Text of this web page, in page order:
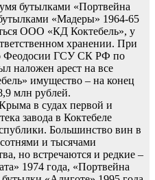
бутылками «Портвейна
«Мадеры» 1964-65
ООО «КД Коктебель», у
хранении. При
Феодосии ГСУ СК РФ по
наложен арест на все
имущество – на конец
млн рублей.
в судах первой и
завода в Коктебеле
Большинство вин в
и тысячами
но встречаются и редкие –
1974 года, «Портвейна